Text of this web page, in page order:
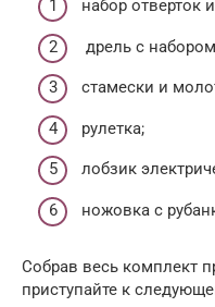
набор отверток
дрель с
стамески и
рулетка;
лобзик
ножовка с
Собрав весь комплект
приступайте к